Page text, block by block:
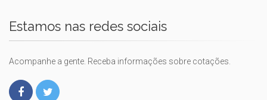
Estamos nas redes sociais
Acompanhe a gente. Receba informações sobre cotações.